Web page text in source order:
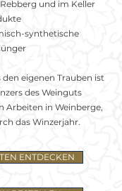
und im Keller
synthetische
eigenen Trauben ist
des Weinguts
Arbeiten in Weinberge,
das Winzerjahr.
ENTDECKEN